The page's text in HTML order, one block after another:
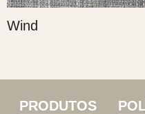
Wind
PRODUTOS